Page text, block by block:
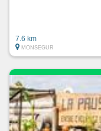
7.6 km
MONSEGUR